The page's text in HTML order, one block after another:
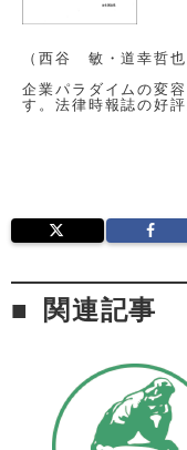
（西谷 敏・道幸哲也
企業パラダイムの変
す。法律時報誌の好
関連記事